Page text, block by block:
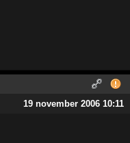
19 november 2006 10:11